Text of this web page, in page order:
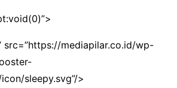
src=”https://mediapilar.co.id/wp-
sleepy.svg”/>